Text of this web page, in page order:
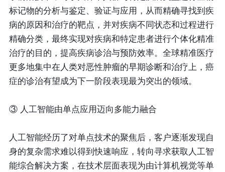
标记物的分析与鉴定、验证与应用，从而精确寻找到疾
病的原因和治疗的靶点，并对疾病不同状态和过程进行
精确分类，最终实现对疾病和特定患者进行个体化精准
治疗的目的，提高疾病诊治与预防效率。全球精准医疗
更多地集中在人类对恶性肿瘤的早期诊断和治疗上，癌
症的诊治有望成为下一阶段表现最为突出的领域。
③ 人工智能由单点应用迈向多能力融合
人工智能经历了对单点技术的聚焦后，客户逐渐发现自
身的复杂需求难以得到快速响应，转向寻求获取人工智
能综合解决方案，在技术层面表现为由计算机视觉等单